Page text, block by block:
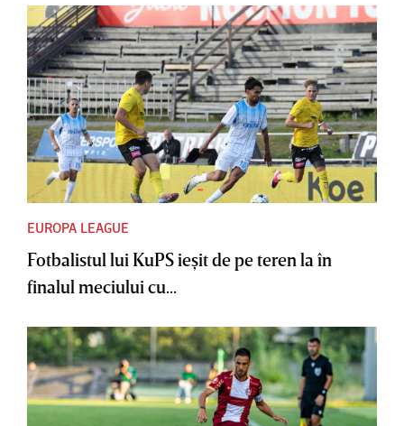
EUROPA LEAGUE
Fotbalistul lui KuPS ieşit de pe teren la în
finalul meciului cu...